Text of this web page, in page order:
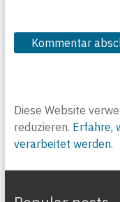
Diese Website
reduzieren. Erfahre,
verarbeitet werden.